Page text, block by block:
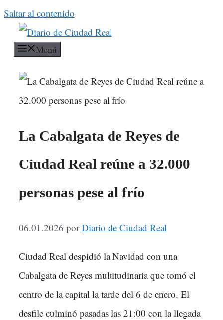
Saltar al contenido
Menú
La Cabalgata de Reyes de
Ciudad Real reúne a 32.000
personas pese al frío
06.01.2026 porDiario de Ciudad Real
Ciudad Real despidió la Navidad con una
Cabalgata de Reyes multitudinaria que tomó el
centro de la capital la tarde del 6 de enero. El
desfile culminó pasadas las 21:00 con la llegada